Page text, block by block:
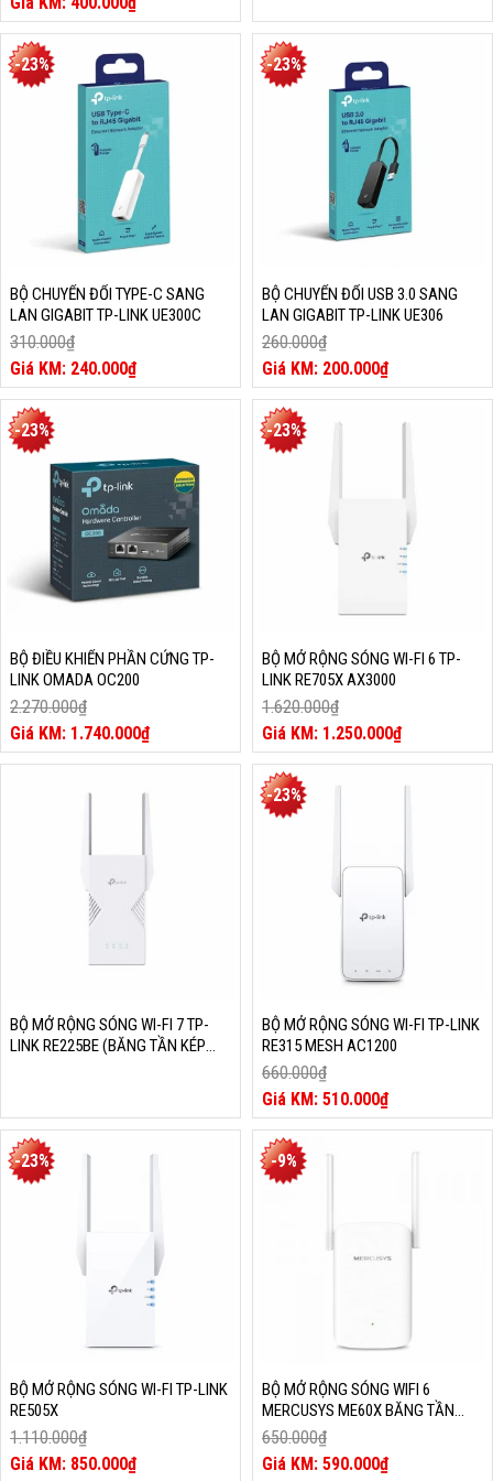
gốc
là:
510.000₫.
Giá
hiện
tại
là:
-23%
BỘ CHUYỂN ĐỔI TYPE-C SANG
LAN GIGABIT TP-LINK UE300C
310.000₫
Giá
gốc
là:
310.000₫.
240.000₫
Giá
hiện
tại
là:
240.000₫.
-23%
BỘ CHUYỂN ĐỔI USB 3.0 SANG
LAN GIGABIT TP-LINK UE306
260.000₫
Giá
gốc
là:
260.000₫.
200.000₫
Giá
hiện
tại
là:
-23%
BỘ ĐIỀU KHIỂN PHẦN CỨNG TP-
LINK OMADA OC200
2.270.000₫
Giá
gốc
là:
2.270.000₫.
1.740.000₫
Giá
hiện
-23%
BỘ MỞ RỘNG SÓNG WI-FI 6 TP-
LINK RE705X AX3000
1.620.000₫
Giá
gốc
là:
1.620.000₫.
1.250.000₫
Giá
hiện
tại
là:
BỘ MỞ RỘNG SÓNG WI-FI 7 TP-
LINK RE225BE (BĂNG TẦN KÉP
-23%
BỘ MỞ RỘNG SÓNG WI-FI TP-LINK
RE315 MESH AC1200
660.000₫
Giá
gốc
là:
660.000₫.
510.000₫
Giá
hiện
tại
là:
-23%
BỘ MỞ RỘNG SÓNG WI-FI TP-LINK
RE505X
1.110.000₫
Giá
850.000₫
-9%
BỘ MỞ RỘNG SÓNG WIFI 6
MERCUSYS ME60X BĂNG TẦN
AX1500
650.000₫
Giá
590.000₫